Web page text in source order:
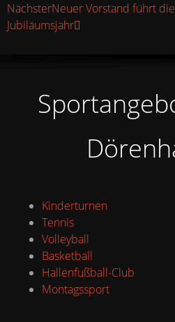
NächsterNeuer Vorstand führt
Jubiläumsjahr
Kinderturnen
Tennis
Volleyball
Basketball
Hallenfußball-Club
Montagssport